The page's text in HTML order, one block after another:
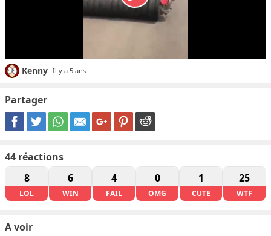
Kenny Il y a 5 ans
Partager
44 réactions
8
LOL
6
WIN
4
FAIL
0
OMG
1
CUTE
25
WTF
A voir